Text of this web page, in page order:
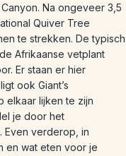
Na ongeveer 3,5
Quiver Tree
te strekken. De typisch
Afrikaanse vetplant
Er staan er hier
ook Giant’s
elkaar lijken te zijn
je door het
Even verderop, in
en wat eten voor je